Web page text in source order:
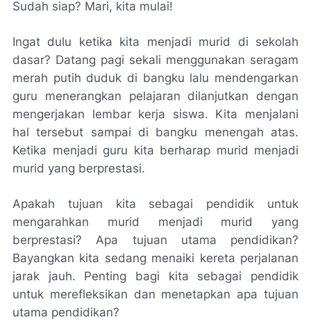
Sudah siap? Mari, kita mulai!
Ingat dulu ketika kita menjadi murid di sekolah
dasar? Datang pagi sekali menggunakan seragam
merah putih duduk di bangku lalu mendengarkan
guru menerangkan pelajaran dilanjutkan dengan
mengerjakan lembar kerja siswa. Kita menjalani
hal tersebut sampai di bangku menengah atas.
Ketika menjadi guru kita berharap murid menjadi
murid yang berprestasi.
Apakah tujuan kita sebagai pendidik untuk
mengarahkan murid menjadi murid yang
berprestasi? Apa tujuan utama pendidikan?
Bayangkan kita sedang menaiki kereta perjalanan
jarak jauh. Penting bagi kita sebagai pendidik
untuk merefleksikan dan menetapkan apa tujuan
utama pendidikan?